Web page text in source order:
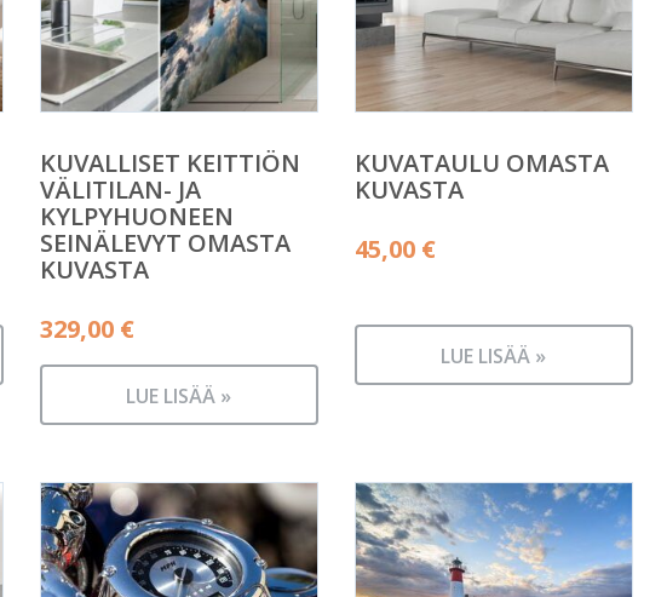
KUVALLISET KEITTIÖN
VÄLITILAN- JA
KYLPYHUONEEN
SEINÄLEVYT OMASTA
KUVASTA
329,00 €
LUE LISÄÄ »
KUVATAULU OMASTA
KUVASTA
45,00 €
LUE LISÄÄ »